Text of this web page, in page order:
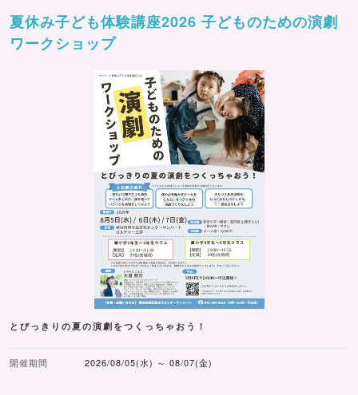
夏休み子ども体験講座2026 子どものための演劇
ワークショップ
とびっきりの夏の演劇をつくっちゃおう！
開催期間 2026/08/05(水) ～ 08/07(金)